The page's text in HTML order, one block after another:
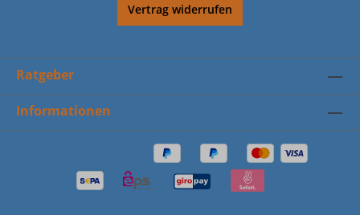
Vertrag widerrufen
Ratgeber
Informationen